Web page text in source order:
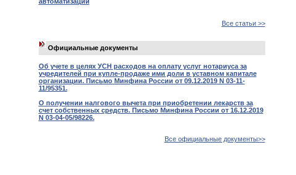
Все статьи >>
Официальные документы
Об учете в целях УСН расходов на оплату услуг нотариуса за
учредителей при купле-продаже ими доли в уставном капитале
организации. Письмо Минфина России от 09.12.2019 N 03-11-
11/95351.
О получении налгового вычета при приобретении лекарств за
счет собственных средств. Письмо Минфина России от 16.12.2019
N 03-04-05/98226.
Все официальные документы>>